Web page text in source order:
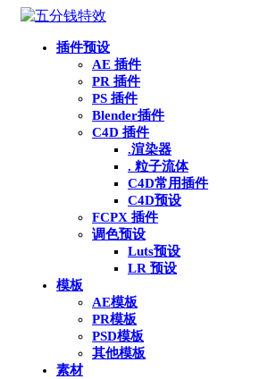
插件预设
AE 插件
PR 插件
PS 插件
Blender插件
C4D 插件
.渲染器
. 粒子流体
C4D常用插件
C4D预设
FCPX 插件
调色预设
Luts预设
LR 预设
模板
AE模板
PR模板
PSD模板
其他模板
素材